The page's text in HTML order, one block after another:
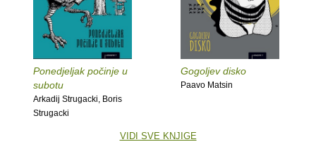
Ponedjeljak počinje u
subotu
Arkadij Strugacki, Boris
Strugacki
Gogoljev disko
Paavo Matsin
VIDI SVE KNJIGE